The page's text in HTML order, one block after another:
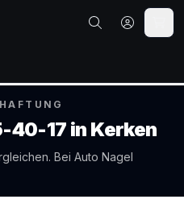
40-17 in Kerken
Bei Auto Nagel